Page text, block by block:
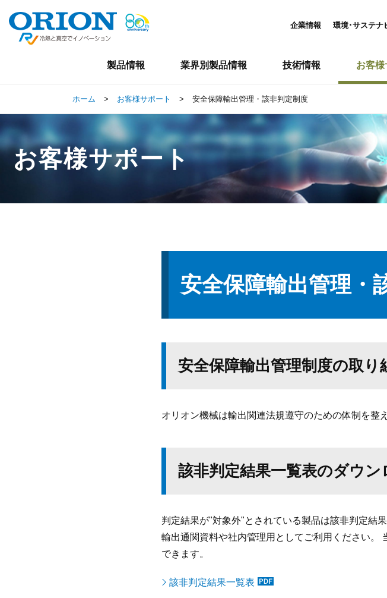
企業情報 環境･サステナ
製品情報 業界別製品情報 技術情報 お客様
ホーム > お客様サポート > 安全保障輸出管理・該非判定制度
お客様サポート
安全保障輸出管理・
安全保障輸出管理制度の取り
オリオン機械は輸出関連法規遵守のための体制を整
該非判定結果一覧表のダウン
判定結果が"対象外"とされている製品は該非判定結
輸出通関資料や社内管理用としてご利用ください。
できます。
該非判定結果一覧表